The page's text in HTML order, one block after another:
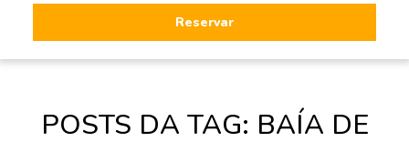
Reservar
POSTS DA TAG: BAÍA DE